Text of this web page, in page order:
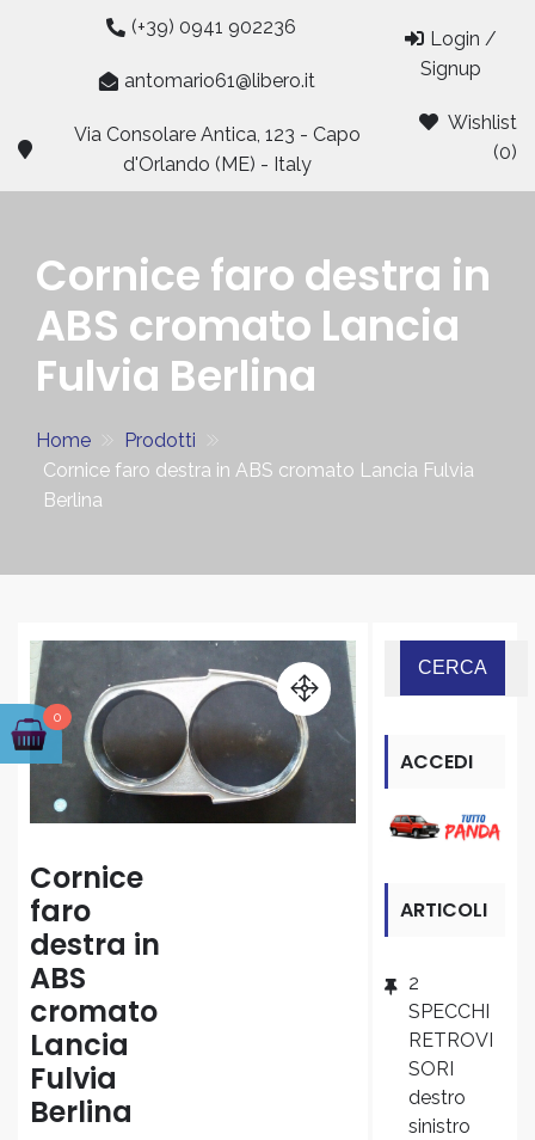
(+39) 0941 902236
antomario61@libero.it
Via Consolare Antica, 123 - Capo
d'Orlando (ME) - Italy
Login /
Signup
Wishlist
(0)
Cornice faro destra in
ABS cromato Lancia
Fulvia Berlina
Home
Prodotti
Cornice faro destra in ABS cromato Lancia Fulvia
Berlina
Cornice
faro
destra in
ABS
cromato
Lancia
Fulvia
Berlina
ACCEDI
ALLA
“PANDA”
ARTICOLI
2
SPECCHI
RETROVI
SORI
destro
sinistro
0